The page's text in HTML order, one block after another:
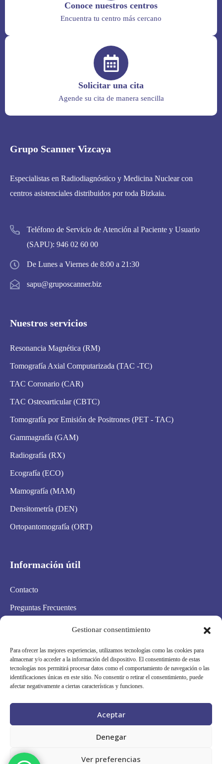
Gestionar consentimiento
Para ofrecer las mejores experiencias, utilizamos tecnologías como las cookies para
almacenar y/o acceder a la información del dispositivo. El consentimiento de estas
tecnologías nos permitirá procesar datos como el comportamiento de navegación o las
identificaciones únicas en este sitio. No consentir o retirar el consentimiento, puede
afectar negativamente a ciertas características y funciones.
Aceptar
Denegar
Ver preferencias
Conoce nuestros centros
Encuentra tu centro más cercano
Solicitar una cita
Agende su cita de manera sencilla
Grupo Scanner Vizcaya
Especialistas en Radiodiagnóstico y Medicina Nuclear con
centros asistenciales distribuidos por toda Bizkaia.
Teléfono de Servicio de Atención al Paciente y Usuario
(SAPU): 946 02 60 00
De Lunes a Viernes de 8:00 a 21:30
sapu@gruposcanner.biz
Nuestros servicios
Resonancia Magnética (RM)
Tomografía Axial Computarizada (TAC -TC)
TAC Coronario (CAR)
TAC Osteoarticular (CBTC)
Tomografía por Emisión de Positrones (PET - TAC)
Gammagrafía (GAM)
Radiografía (RX)
Ecografía (ECO)
Mamografía (MAM)
Densitometría (DEN)
Ortopantomografía (ORT)
Información útil
Contacto
Preguntas Frecuentes
Política de cookies
Condiciones Generales
Síguenos en redes